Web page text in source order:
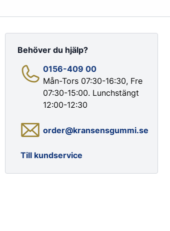
Färg & Rostskydd
Behöver du hjälp?
0156-409 00
Mån-Tors 07:30-16:30, Fre
07:30-15:00. Lunchstängt
12:00-12:30
order@kransensgummi.se
Till kundservice